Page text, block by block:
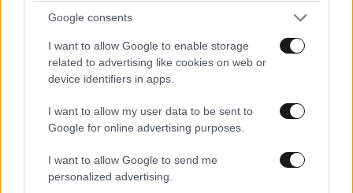
Google consents
I want to allow Google to enable storage
related to advertising like cookies on web or
device identifiers in apps.
I want to allow my user data to be sent to
Google for online advertising purposes.
I want to allow Google to send me
personalized advertising.
εκείνο το περιστατικό… αλλά δεν με στοιχειώνει. Όχι
δεν με στοιχειώνει καθόλου». Αν μπορούσε να
γυρίσει πίσω τον χρόνο και να αλλάξει το παρελθόν,
υπάρχει μόνο ένα πράγμα που θα έκανε: «Θα
ανάγκαζα τους γονείς μου να πάρουν διαζύγιο.
Αυτό θα έκανα. Τα υπόλοιπα έχουν υπάρξει ένα
Weekend